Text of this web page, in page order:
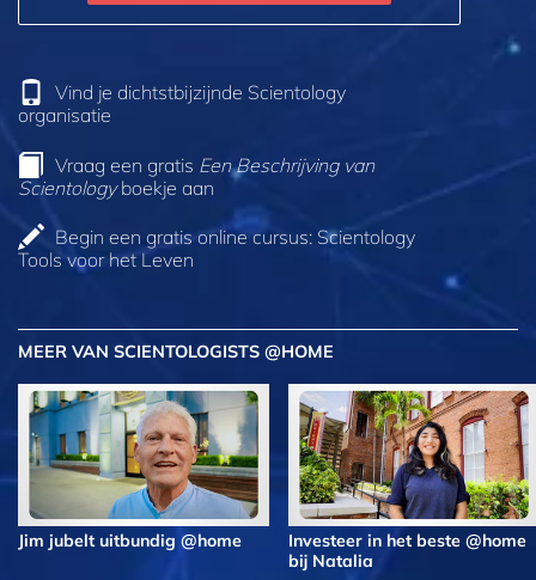
Vind je dichtstbijzijnde Scientology
organisatie
Vraag een gratis Een Beschrijving van
Scientologyboekje aan
Begin een gratis online cursus: Scientology
Tools voor het Leven
MEER VAN SCIENTOLOGISTS @HOME
Jim jubelt uitbundig @home
Investeer in het beste @home
bij Natalia